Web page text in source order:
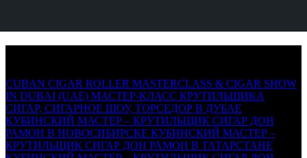
CUBAN CIGAR ROLLER MASTERCLASS & CIGAR SHOW
IN DUBAI (UAE) МАСТЕР-КЛАСС КРУТИЛЬЩИКА
СИГАР, СИГАРНОЕ ШОУ, ТОРСЕДОР В ДУБАЕ
КУБИНСКИЙ МАСТЕР – КРУТИЛЬЩИК СИГАР ДОН
РАМОН В НОВОСИБИРСКЕ КУБИНСКИЙ МАСТЕР –
КРУТИЛЬЩИК СИГАР ДОН РАМОН В ТАТАРСТАНЕ